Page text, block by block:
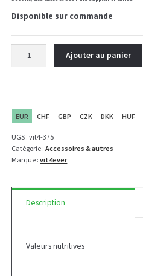
Disponible sur commande
L-
-
120
Ajouter au panier
EUR CHF GBP CZK DKK HUF
UGS :vit4-375
Catégorie :Accessoires & autres
Marque :vit4ever
Description
Valeurs nutritives